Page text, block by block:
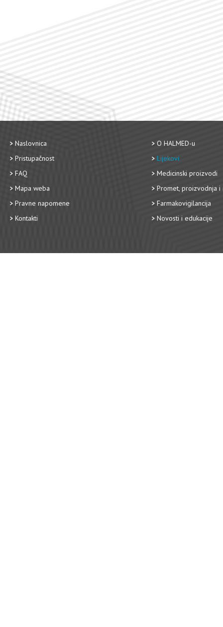
Naslovnica
Pristupačnost
FAQ
Mapa weba
Pravne napomene
Kontakti
O HALMED-u
Lijekovi
Medicinski proizvodi
Promet, proizvodnja i
Farmakovigilancija
Novosti i edukacije